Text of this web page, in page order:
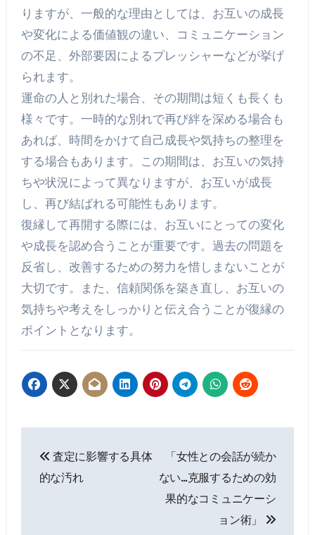
りますが、一般的な理由としては、お互いの成長
や変化による価値観の違い、コミュニケーション
の不足、外部要因によるプレッシャーなどが挙げ
られます。
運命の人と別れた場合、その期間は短くも長くも
様々です。一時的な別れで再び絆を深める場合も
あれば、時間をかけて自己成長や気持ちの整理を
する場合もあります。この期間は、お互いの気持
ちや状況によって異なりますが、お互いが成長
し、再び結ばれる可能性もあります。
復縁して再開する際には、お互いにとっての変化
や成長を認め合うことが重要です。過去の問題を
反省し、改善するための努力を惜しまないことが
大切です。また、信頼関係を築き直し、お互いの
気持ちや考えをしっかりと伝え合うことが復縁の
ポイントとなります。
稿
査定に影響する具体
的な汚れ
「女性との会話が続か
ない…克服するための効
果的なコミュニケーシ
ョン術」